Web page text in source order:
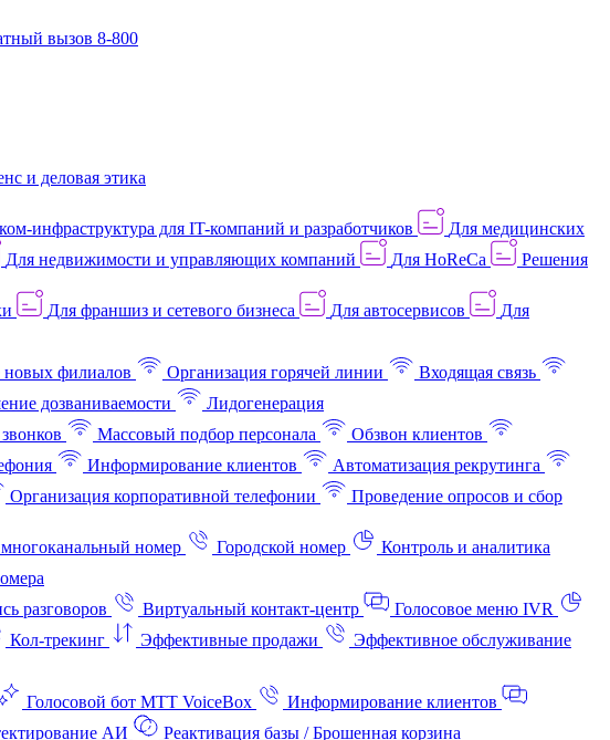
вызов 8-800
и деловая этика
инфраструктура для IT-компаний и разработчиков
Для медицинских
Для недвижимости и управляющих компаний Для HoReCa
Решения
Для франшиз и сетевого бизнеса Для автосервисов
Для
филиалов Организация горячей линии
Входящая связь
дозваниваемости
Лидогенерация
Массовый подбор персонала
Обзвон клиентов
Информирование клиентов
Автоматизация рекрутинга
Организация корпоративной телефонии
Проведение опросов и сбор
номер Городской номер
Контроль и аналитика
разговоров Виртуальный контакт‑центр
Голосовое меню IVR
Кол-трекинг Эффективные продажи
Эффективное обслуживание
Голосовой бот МТТ VoiceBox
Информирование клиентов
АИ
Реактивация базы / Брошенная корзина